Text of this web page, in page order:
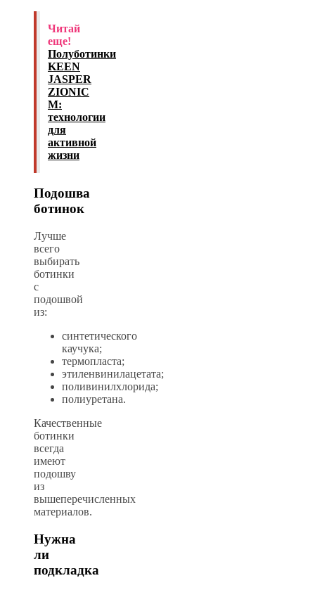
Читай
еще!
Полуботинки
KEEN
JASPER
ZIONIC
M:
технологии
для
активной
жизни
Подошва
ботинок
Лучше
всего
выбирать
ботинки
с
подошвой
из:
синтетического
каучука;
термопласта;
этиленвинилацетата;
поливинилхлорида;
полиуретана.
Качественные
ботинки
всегда
имеют
подошву
из
вышеперечисленных
материалов.
Нужна
ли
подкладка